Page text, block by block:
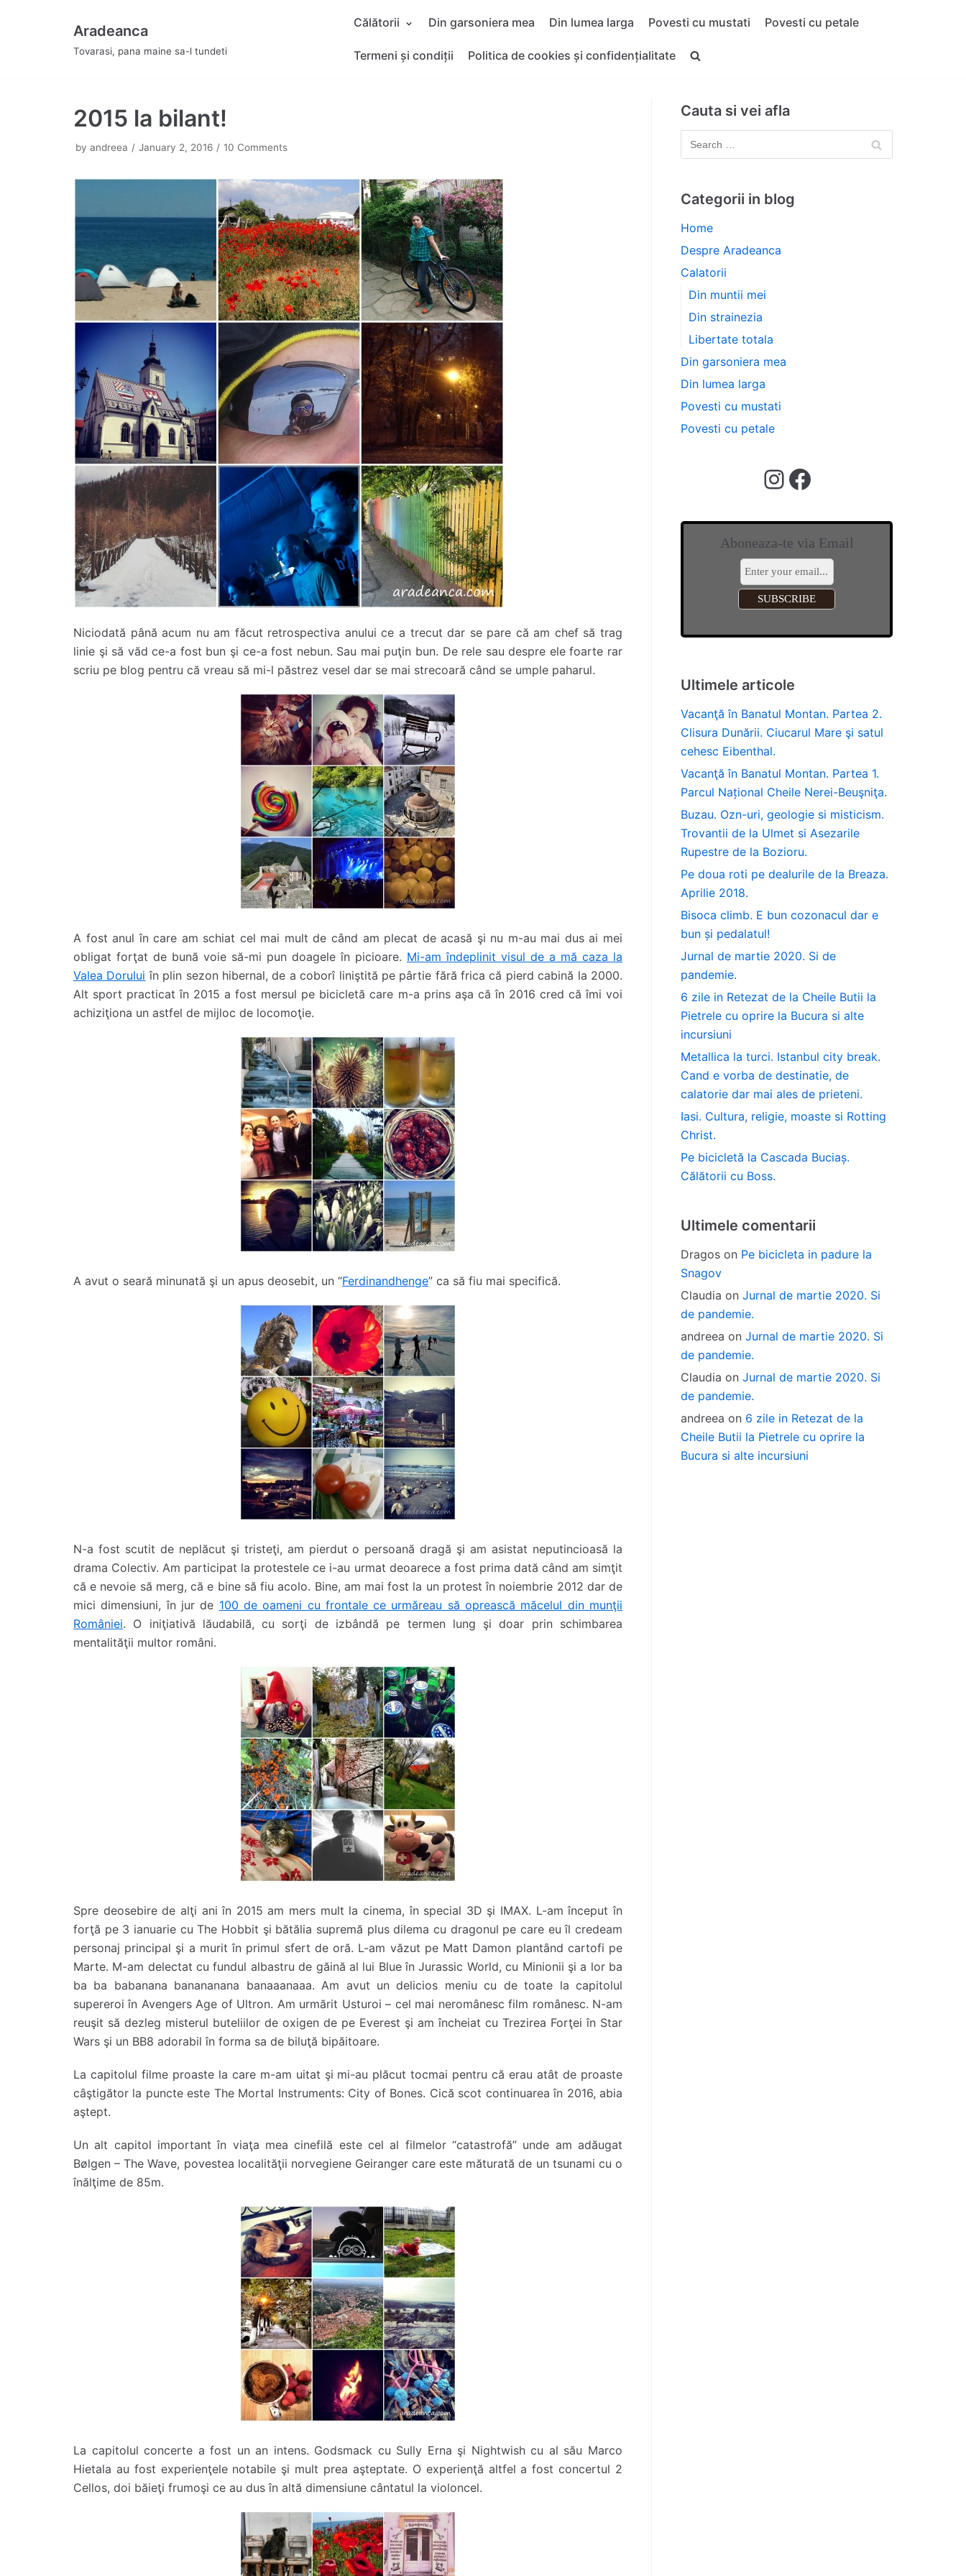
Aradeanca
Tovarasi, pana maine sa-l tundeti
Călătorii Din garsoniera mea Din lumea larga Povesti cu mustati Povesti cu petale
Termeni și condiții Politica de cookies și confidențialitate
2015 la bilant!
by andreea January 2, 2016 10 Comments
Niciodată până acum nu am făcut retrospectiva anului ce a trecut dar se pare că am chef să trag
linie şi să văd ce-a fost bun şi ce-a fost nebun. Sau mai puţin bun. De rele sau despre ele foarte rar
scriu pe blog pentru că vreau să mi-l păstrez vesel dar se mai strecoară când se umple paharul.
A fost anul în care am schiat cel mai mult de când am plecat de acasă şi nu m-au mai dus ai mei
obligat forţat de bună voie să-mi pun doagele în picioare. Mi-am îndeplinit visul de a mă caza la
Valea Dorului în plin sezon hibernal, de a coborî liniştită pe pârtie fără frica că pierd cabină la 2000.
Alt sport practicat în 2015 a fost mersul pe bicicletă care m-a prins aşa că în 2016 cred că îmi voi
achiziţiona un astfel de mijloc de locomoţie.
A avut o seară minunată şi un apus deosebit, un “Ferdinandhenge” ca să fiu mai specifică.
N-a fost scutit de neplăcut şi tristeţi, am pierdut o persoană dragă şi am asistat neputincioasă la
drama Colectiv. Am participat la protestele ce i-au urmat deoarece a fost prima dată când am simţit
că e nevoie să merg, că e bine să fiu acolo. Bine, am mai fost la un protest în noiembrie 2012 dar de
mici dimensiuni, în jur de 100 de oameni cu frontale ce urmăreau să oprească măcelul din munţii
României. O iniţiativă lăudabilă, cu sorţi de izbândă pe termen lung şi doar prin schimbarea
mentalităţii multor români.
Spre deosebire de alţi ani în 2015 am mers mult la cinema, în special 3D şi IMAX. L-am început în
forţă pe 3 ianuarie cu The Hobbit şi bătălia supremă plus dilema cu dragonul pe care eu îl credeam
personaj principal şi a murit în primul sfert de oră. L-am văzut pe Matt Damon plantând cartofi pe
Marte. M-am delectat cu fundul albastru de găină al lui Blue în Jurassic World, cu Minionii şi a lor ba
ba ba babanana banananana banaaanaaa. Am avut un delicios meniu cu de toate la capitolul
supereroi în Avengers Age of Ultron. Am urmărit Usturoi – cel mai neromânesc film românesc. N-am
reuşit să dezleg misterul buteliilor de oxigen de pe Everest şi am încheiat cu Trezirea Forţei în Star
Wars şi un BB8 adorabil în forma sa de biluţă bipăitoare.
La capitolul filme proaste la care m-am uitat şi mi-au plăcut tocmai pentru că erau atât de proaste
câştigător la puncte este The Mortal Instruments: City of Bones. Cică scot continuarea în 2016, abia
aştept.
Un alt capitol important în viaţa mea cinefilă este cel al filmelor “catastrofă” unde am adăugat
Bølgen – The Wave, povestea localităţii norvegiene Geiranger care este măturată de un tsunami cu o
înălţime de 85m.
La capitolul concerte a fost un an intens. Godsmack cu Sully Erna şi Nightwish cu al său Marco
Hietala au fost experienţele notabile şi mult prea aşteptate. O experienţă altfel a fost concertul 2
Cellos, doi băieţi frumoşi ce au dus în altă dimensiune cântatul la violoncel.
Cauta si vei afla
Categorii in blog
Home
Despre Aradeanca
Calatorii
Din muntii mei
Din strainezia
Libertate totala
Din garsoniera mea
Din lumea larga
Povesti cu mustati
Povesti cu petale
Aboneaza-te via Email
Ultimele articole
Vacanţă în Banatul Montan. Partea 2.
Clisura Dunării. Ciucarul Mare şi satul
cehesc Eibenthal.
Vacanţă în Banatul Montan. Partea 1.
Parcul Național Cheile Nerei-Beuşniţa.
Buzau. Ozn-uri, geologie si misticism.
Trovantii de la Ulmet si Asezarile
Rupestre de la Bozioru.
Pe doua roti pe dealurile de la Breaza.
Aprilie 2018.
Bisoca climb. E bun cozonacul dar e
bun și pedalatul!
Jurnal de martie 2020. Si de
pandemie.
6 zile in Retezat de la Cheile Butii la
Pietrele cu oprire la Bucura si alte
incursiuni
Metallica la turci. Istanbul city break.
Cand e vorba de destinatie, de
calatorie dar mai ales de prieteni.
Iasi. Cultura, religie, moaste si Rotting
Christ.
Pe bicicletă la Cascada Buciaș.
Călătorii cu Boss.
Ultimele comentarii
Dragos on Pe bicicleta in padure la
Snagov
Claudia on Jurnal de martie 2020. Si
de pandemie.
andreea on Jurnal de martie 2020. Si
de pandemie.
Claudia on Jurnal de martie 2020. Si
de pandemie.
andreea on 6 zile in Retezat de la
Cheile Butii la Pietrele cu oprire la
Bucura si alte incursiuni